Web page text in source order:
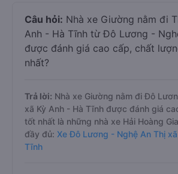
Câu hỏi: Nhà xe Giường nằm đi
Anh - Hà Tĩnh từ Đô Lương -
được đánh giá cao cấp, chất
nhất?
Trả lời: Nhà xe Giường nằm đi Đô
xã Kỳ Anh - Hà Tĩnh được đánh giá
tốt nhất là những nhà xe Hải Hoàng
đầy đủ: Xe Đô Lương - Nghệ An Thị
Tĩnh